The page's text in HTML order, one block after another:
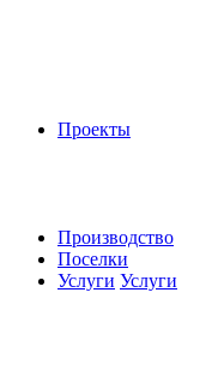
Проекты
Производство
Поселки
Услуги Услуги